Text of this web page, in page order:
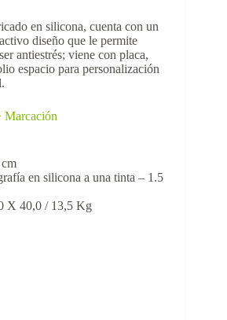
en silicona, cuenta con un
diseño que le permite
antiestrés; viene con placa,
espacio para personalización
Marcación
en silicona a una tinta – 1.5
X 40,0 / 13,5 Kg